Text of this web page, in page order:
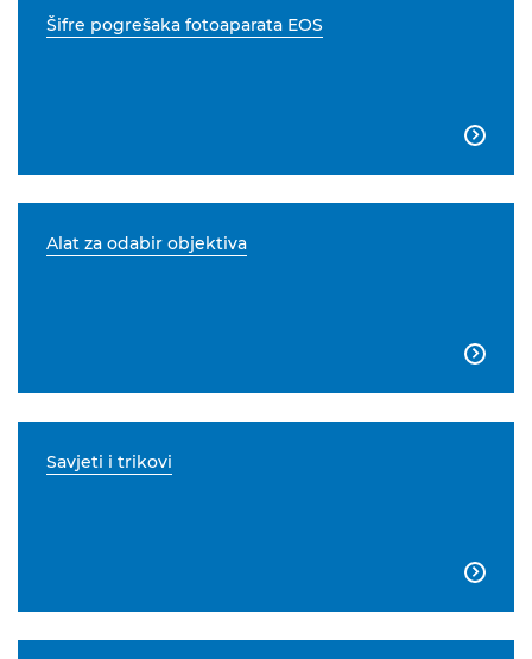
Šifre pogrešaka fotoaparata EOS

Alat za odabir objektiva

Savjeti i trikovi
